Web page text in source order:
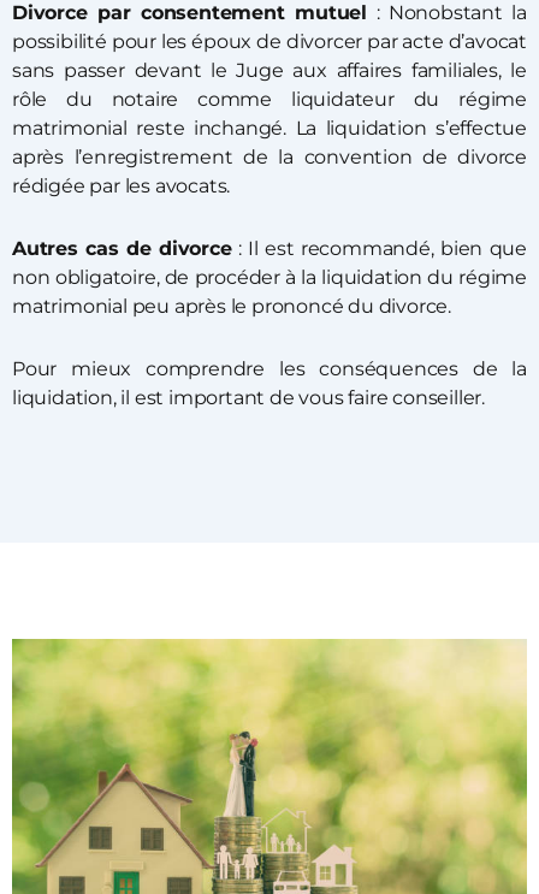
Divorce par consentement mutuel : Nonobstant la
possibilité pour les époux de divorcer par acte d’avocat
sans passer devant le Juge aux affaires familiales, le
rôle du notaire comme liquidateur du régime
matrimonial reste inchangé. La liquidation s’effectue
après l’enregistrement de la convention de divorce
rédigée par les avocats.
Autres cas de divorce: Il est recommandé, bien que
non obligatoire, de procéder à la liquidation du régime
matrimonial peu après le prononcé du divorce.
Pour mieux comprendre les conséquences de la
liquidation, il est important de vous faire conseiller.